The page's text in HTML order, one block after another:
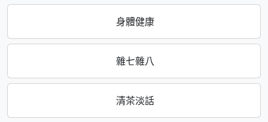
身體健康
雜七雜八
清茶淡話